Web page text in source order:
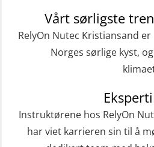
(OBSBLE044)
HLO/MOB/Søk-
HLO/Søk &
– repetisjon
ROC sertifikat
(GMDSS) (ORC102)
ROC sertifikat
STCW Grunnkurs
(MBSBLE022)
STCW
Vårt sørligste
RelyOn Nutec Kristiansand
Norges sørlige kyst,
Instruktørene hos RelyOn
har viet karrieren sin til å